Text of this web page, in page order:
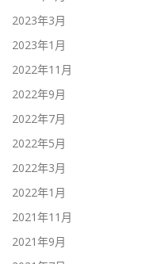
2023年3月
2023年1月
2022年11月
2022年9月
2022年7月
2022年5月
2022年3月
2022年1月
2021年11月
2021年9月